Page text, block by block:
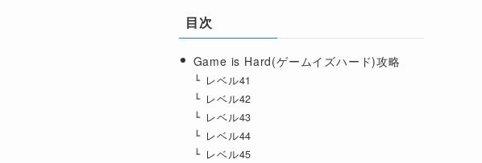
目次
Game is Hard(ゲームイズハード)攻略
レベル41
レベル42
レベル43
レベル44
レベル45